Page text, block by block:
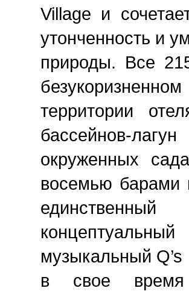
Village и
утонченность и
природы. Все
территории
бассейнов-
окруженных
восемью барами
музыкальный
в свое время